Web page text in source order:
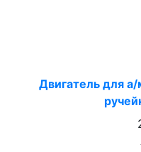
Двигатель для